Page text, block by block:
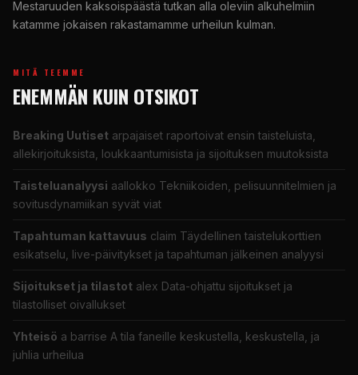
Mestaruuden kaksoispäästä tutkan alla oleviin alkuhelmiin
katamme jokaisen rakastamamme urheilun kulman.
MITÄ TEEMME
ENEMMÄN KUIN OTSIKOT
Breaking Uutiset arpajaiset raportoivat ensin taisteluista,
allekirjoituksista, loukkaantumisista ja sijoituksen muutoksista
Taisteluanalyysi aallokko Tekniikoiden, pelisuunnitelmien ja
sovitusdynamiikan syvät viat
Tapahtuman kattavuus claim Täydellinen taistelukorttien
esikatselu, live-päivitykset ja tapahtuman jälkeinen analyysi
Sijoitukset ja tilastot alex Data-ohjattu sijoitukset ja
tilastolliset oivallukset
Yhteisö a barrise A tila faneille keskustella, keskustella, ja
juhlia urheilua